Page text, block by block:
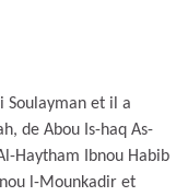
Soulayman et il a
de Abou Is-haq As-
Haytham Ibnou Habib
l-Mounkadir et